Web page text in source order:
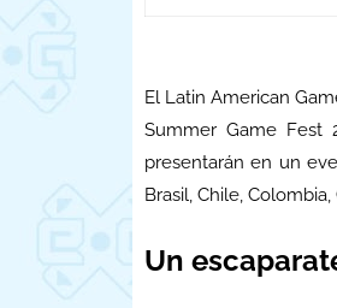
El Latin American
Summer Game Fest
presentarán en un
Brasil, Chile,
Un